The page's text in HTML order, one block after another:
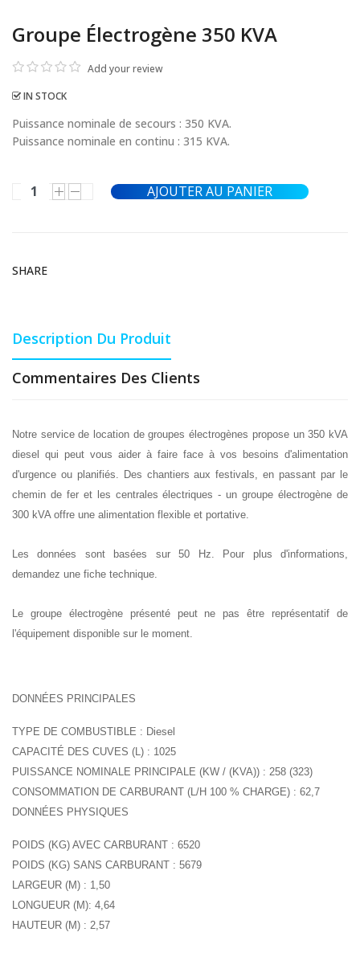
Groupe Électrogène 350 KVA
Add your review
IN STOCK
Puissance nominale de secours : 350 KVA.
Puissance nominale en continu : 315 KVA.
SHARE
Description Du Produit
Commentaires Des Clients
Notre service de location de groupes électrogènes propose un 350 kVA
diesel qui peut vous aider à faire face à vos besoins d'alimentation
d'urgence ou planifiés. Des chantiers aux festivals, en passant par le
chemin de fer et les centrales électriques - un groupe électrogène de
300 kVA offre une alimentation flexible et portative.
Les données sont basées sur 50 Hz. Pour plus d'informations,
demandez une fiche technique.
Le groupe électrogène présenté peut ne pas être représentatif de
l'équipement disponible sur le moment.
DONNÉES PRINCIPALES
TYPE DE COMBUSTIBLE : Diesel
CAPACITÉ DES CUVES (L) : 1025
PUISSANCE NOMINALE PRINCIPALE (KW / (KVA)) : 258 (323)
CONSOMMATION DE CARBURANT (L/H 100 % CHARGE) : 62,7
DONNÉES PHYSIQUES
POIDS (KG) AVEC CARBURANT : 6520
POIDS (KG) SANS CARBURANT : 5679
LARGEUR (M) : 1,50
LONGUEUR (M): 4,64
HAUTEUR (M) : 2,57